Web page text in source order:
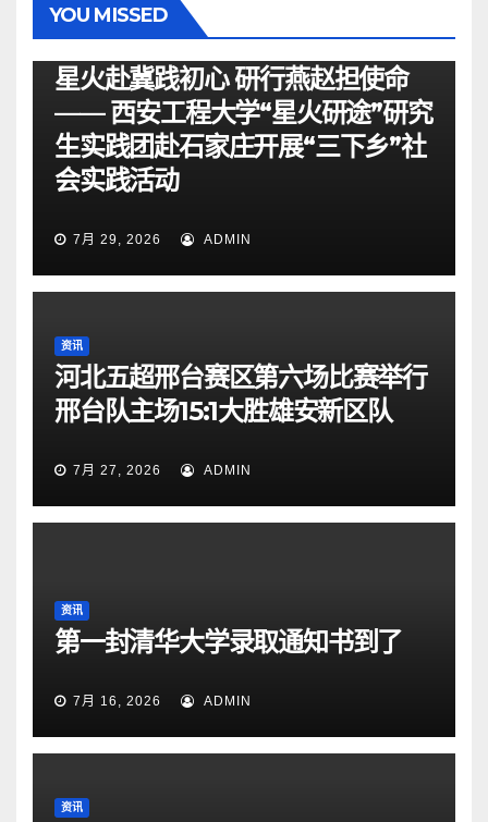
YOU MISSED
星火赴冀践初心 研行燕赵担使命
—— 西安工程大学“星火研途”研究
生实践团赴石家庄开展“三下乡”社
会实践活动
7月 29, 2026 ADMIN
资讯
河北五超邢台赛区第六场比赛举行
邢台队主场15:1大胜雄安新区队
7月 27, 2026 ADMIN
资讯
第一封清华大学录取通知书到了
7月 16, 2026 ADMIN
资讯